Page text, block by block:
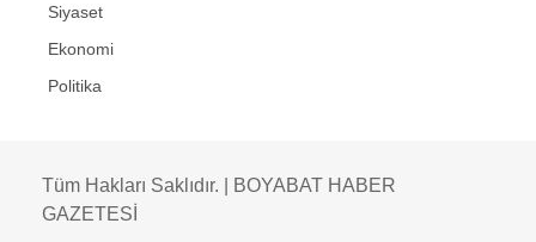
Siyaset
Ekonomi
Politika
Tüm Hakları Saklıdır. | BOYABAT HABER
GAZETESİ